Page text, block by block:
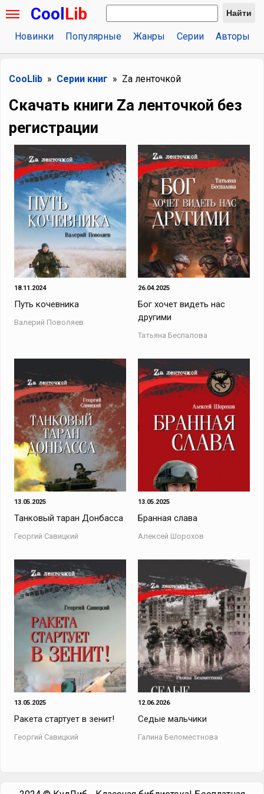
Cool Lib Найти
Новинки Популярные Жанры Серии Авторы
CooLlib Серии книг Zа ленточкой
Скачать книги Zа ленточкой без
регистрации
18.11.2024
Путь кочевника
Валерий Поволяев
26.04.2025
Бог хочет видеть нас
другими
Татьяна Беспалова
13.05.2025
Танковый таран Донбасса
Георгий Савицкий
13.05.2025
Бранная слава
Алексей Шорохов
13.05.2025
Ракета стартует в зенит!
Георгий Савицкий
12.06.2026
Седые мальчики
Галина Беломестнова